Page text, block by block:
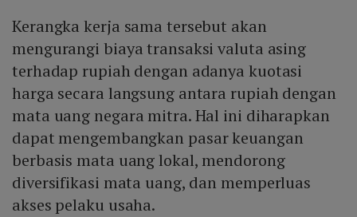
Kerangka kerja sama tersebut akan
mengurangi biaya transaksi valuta asing
terhadap rupiah dengan adanya kuotasi
harga secara langsung antara rupiah dengan
mata uang negara mitra. Hal ini diharapkan
dapat mengembangkan pasar keuangan
berbasis mata uang lokal, mendorong
diversifikasi mata uang, dan memperluas
akses pelaku usaha.